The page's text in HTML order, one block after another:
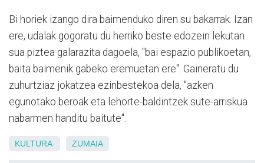
Bi horiek izango dira baimenduko diren su bakarrak. Izan
ere, udalak gogoratu du herriko beste edozein lekutan
sua piztea galarazita dagoela, "bai espazio publikoetan,
baita baimenik gabeko eremuetan ere". Gaineratu du
zuhurtziaz jokatzea ezinbestekoa dela, "azken
egunotako beroak eta lehorte-baldintzek sute-arriskua
nabarmen handitu baitute".
KULTURA ZUMAIA